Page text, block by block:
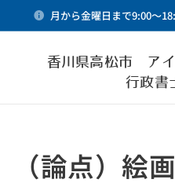
月から金曜日まで9:00～
香川県高松市 ア
行政書
（論点）絵